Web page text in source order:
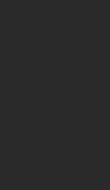
ます。「お取り